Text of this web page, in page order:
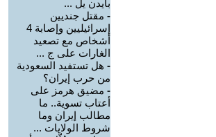
بايدن يل ...
- مقتل جنديين
إسرائيليين وإصابة 4
أشخاص مع تصعيد
الغارات على ج ...
- هل تستفيد السعودية
من حرب إيران؟
- مضيق هرمز على
أعتاب تسوية.. ما
مطالب إيران وما
شروط الولايات ...